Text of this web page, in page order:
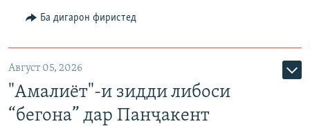
Ба дигарон фиристед
Август 05, 2026
"Амалиёт"-и зидди либоси
“бегона” дар Панҷакент